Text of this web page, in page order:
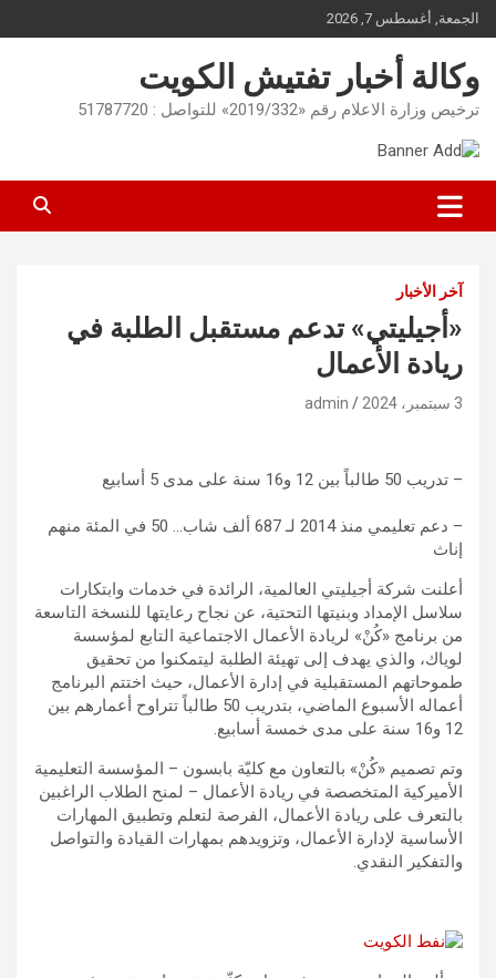
Skip
to
content
الجمعة, أغسطس 7, 2026
وكالة أخبار تفتيش الكويت
ترخيص وزارة الاعلام رقم «2019/332» للتواصل : 51787720
آخر الأخبار
«أجيليتي» تدعم مستقبل الطلبة في
ريادة الأعمال
3 سبتمبر، 2024 admin
– تدريب 50 طالباً بين 12 و16 سنة على مدى 5 أسابيع
– دعم تعليمي منذ 2014 لـ 687 ألف شاب… 50 في المئة منهم
إناث
أعلنت شركة أجيليتي العالمية، الرائدة في خدمات وابتكارات
سلاسل الإمداد وبنيتها التحتية، عن نجاح رعايتها للنسخة التاسعة
من برنامج «كُنْ» لريادة الأعمال الاجتماعية التابع لمؤسسة
لوياك، والذي يهدف إلى تهيئة الطلبة ليتمكنوا من تحقيق
طموحاتهم المستقبلية في إدارة الأعمال، حيث اختتم البرنامج
أعماله الأسبوع الماضي، بتدريب 50 طالباً تتراوح أعمارهم بين
12 و16 سنة على مدى خمسة أسابيع.
وتم تصميم «كُنْ» بالتعاون مع كليّة بابسون – المؤسسة التعليمية
الأميركية المتخصصة في ريادة الأعمال – لمنح الطلاب الراغبين
بالتعرف على ريادة الأعمال، الفرصة لتعلم وتطبيق المهارات
الأساسية لإدارة الأعمال، وتزويدهم بمهارات القيادة والتواصل
والتفكير النقدي.